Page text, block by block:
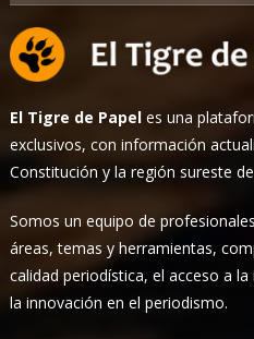
El Tigre de Papel es una
exclusivos, con información
Constitución y la región sureste
Somos un equipo de
áreas, temas y herramientas,
calidad periodística, el acceso a
la innovación en el periodismo.